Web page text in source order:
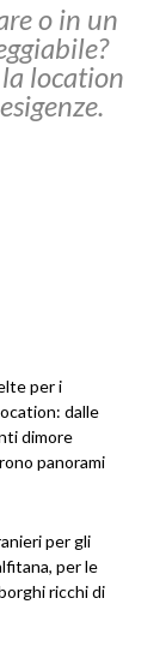
o in un
location
per i
dalle
dimore
panorami
per gli
per le
ricchi di